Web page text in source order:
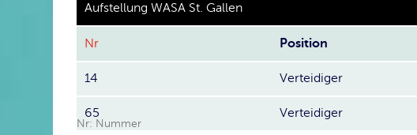
Aufstellung WASA St. Gallen
Nr Position
14 Verteidiger
65 Verteidiger
Nr: Nummer